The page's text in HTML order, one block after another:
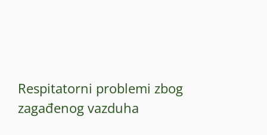
Respitatorni problemi zbog
zagađenog vazduha